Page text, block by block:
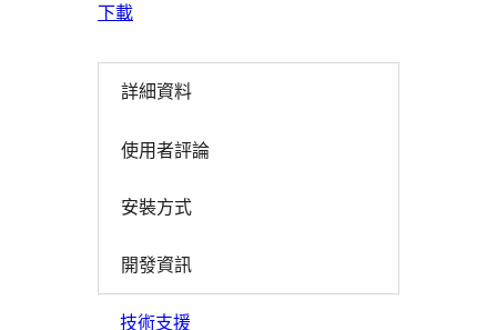
下載
詳細資料
使用者評論
安裝方式
開發資訊
技術支援